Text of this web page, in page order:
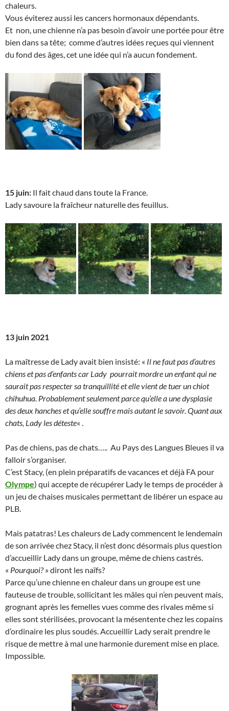
chaleurs.
Vous éviterez aussi les cancers hormonaux dépendants.
Et non, une chienne n’a pas besoin d’avoir une portée pour être
bien dans sa tête; comme d’autres idées reçues qui viennent
du fond des âges, cet une idée qui n’a aucun fondement.
15 juin: Il fait chaud dans toute la France.
Lady savoure la fraîcheur naturelle des feuillus.
13 juin 2021
La maîtresse de Lady avait bien insisté: « Il ne faut pas d’autres
chiens et pas d’enfants car Lady pourrait mordre un enfant qui ne
saurait pas respecter sa tranquillité et elle vient de tuer un chiot
chihuhua. Probablement seulement parce qu’elle a une dysplasie
des deux hanches et qu’elle souffre mais autant le savoir. Quant aux
chats, Lady les déteste« .
Pas de chiens, pas de chats….. Au Pays des Langues Bleues il va
falloir s’organiser.
C’est Stacy, (en plein préparatifs de vacances et déjà FA pour
Olympe) qui accepte de récupérer Lady le temps de procéder à
un jeu de chaises musicales permettant de libérer un espace au
PLB.
Mais patatras! Les chaleurs de Lady commencent le lendemain
de son arrivée chez Stacy, il n’est donc désormais plus question
d’accueillir Lady dans un groupe, même de chiens castrés.
« Pourquoi?» diront les naïfs?
Parce qu’une chienne en chaleur dans un groupe est une
fauteuse de trouble, sollicitant les mâles qui n’en peuvent mais,
grognant après les femelles vues comme des rivales même si
elles sont stérilisées, provocant la mésentente chez les copains
d’ordinaire les plus soudés. Accueillir Lady serait prendre le
risque de mettre à mal une harmonie durement mise en place.
Impossible.